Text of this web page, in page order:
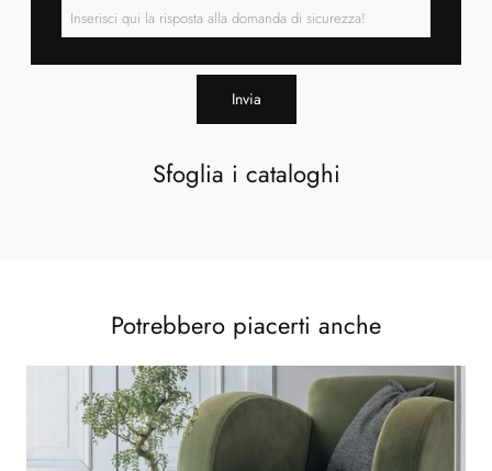
Sfoglia i cataloghi
Invia
Potrebbero piacerti anche